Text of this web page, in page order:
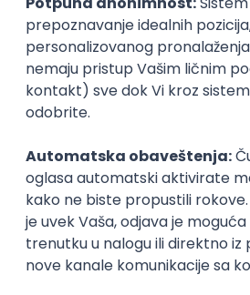
Student432
Student 2. godine
Opšti utisak
Све похвале, како за кадар, тако и за сам
прати у стопу теолошке факултете у